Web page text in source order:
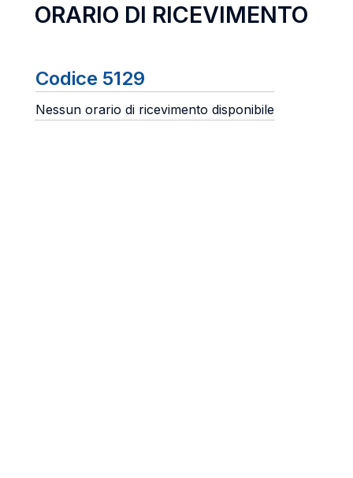
ORARIO DI RICEVIMENTO
Codice 5129
Nessun orario di ricevimento disponibile